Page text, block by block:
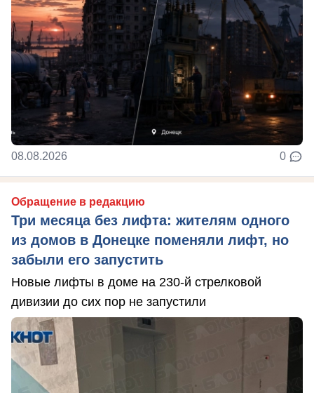
08.08.2026 0
Обращение в редакцию
Три месяца без лифта: жителям одного
из домов в Донецке поменяли лифт, но
забыли его запустить
Новые лифты в доме на 230-й стрелковой
дивизии до сих пор не запустили